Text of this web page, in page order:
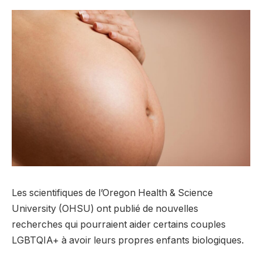
Les scientifiques de l’Oregon Health & Science
University (OHSU) ont publié de nouvelles
recherches qui pourraient aider certains couples
LGBTQIA+ à avoir leurs propres enfants biologiques.